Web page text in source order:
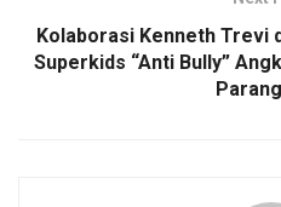
Kolaborasi Kenneth Trevi
Superkids “Anti Bully”